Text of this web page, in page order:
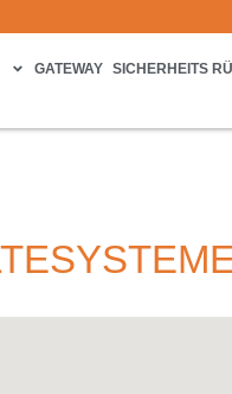
GATEWAY SICHERHEITS